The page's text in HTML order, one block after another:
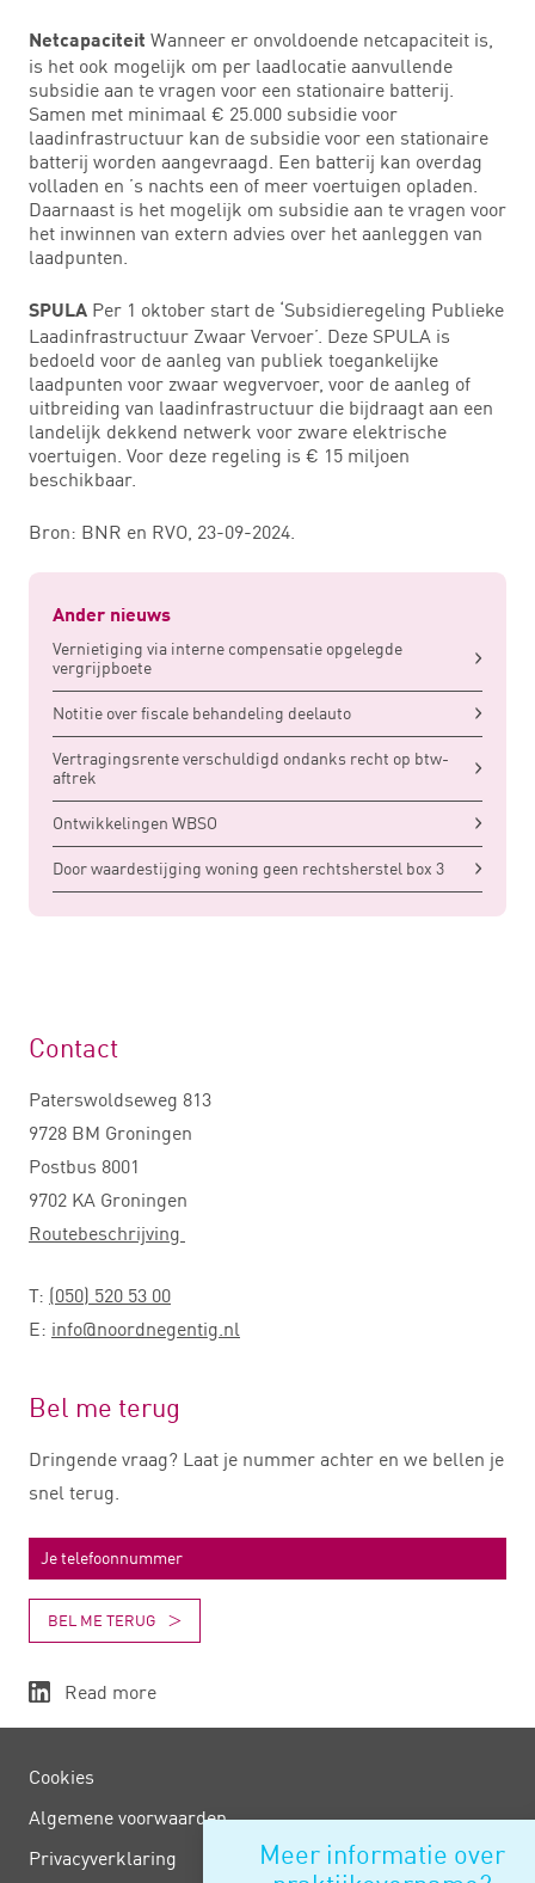
Netcapaciteit Wanneer er onvoldoende netcapaciteit is,
is het ook mogelijk om per laadlocatie aanvullende
subsidie aan te vragen voor een stationaire batterij.
Samen met minimaal € 25.000 subsidie voor
laadinfrastructuur kan de subsidie voor een stationaire
batterij worden aangevraagd. Een batterij kan overdag
volladen en ’s nachts een of meer voertuigen opladen.
Daarnaast is het mogelijk om subsidie aan te vragen voor
het inwinnen van extern advies over het aanleggen van
laadpunten.
SPULA Per 1 oktober start de ‘Subsidieregeling Publieke
Laadinfrastructuur Zwaar Vervoer’. Deze SPULA is
bedoeld voor de aanleg van publiek toegankelijke
laadpunten voor zwaar wegvervoer, voor de aanleg of
uitbreiding van laadinfrastructuur die bijdraagt aan een
landelijk dekkend netwerk voor zware elektrische
voertuigen. Voor deze regeling is € 15 miljoen
beschikbaar.
Bron: BNR en RVO, 23-09-2024.
Ander nieuws
Vernietiging via interne compensatie opgelegde
vergrijpboete
Notitie over fiscale behandeling deelauto
Vertragingsrente verschuldigd ondanks recht op btw-
aftrek
Ontwikkelingen WBSO
Door waardestijging woning geen rechtsherstel box 3
Meer informatie over
Contact
Paterswoldseweg 813
9728 BM Groningen
Postbus 8001
9702 KA Groningen
Routebeschrijving
T: (050) 520 53 00
E: info@noordnegentig.nl
Bel me terug
Dringende vraag? Laat je nummer achter en we bellen je
snel terug.
BEL ME TERUG
Read more
Cookies
Algemene voorwaarden
Privacy­verklaring